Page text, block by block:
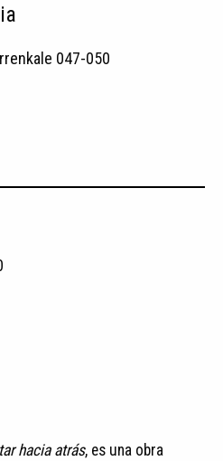
047-050
hacia atrás, es una obra